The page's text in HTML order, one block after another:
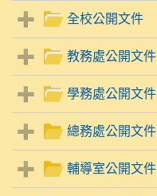
全校公開文件
教務處公開文件
學務處公開文件
總務處公開文件
輔導室公開文件